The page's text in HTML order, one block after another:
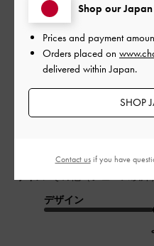
シュも入ります！
中にはチャック付きのポケッ
いています。
スマホは外のポケットがマグ
て、使う時もサッと出せるの
す！
荷物を入れても余裕があるし
デザイン
Shop our
Prices and payment
Orders placed on
delivered within Japan.
SHOP
Contact usif you have